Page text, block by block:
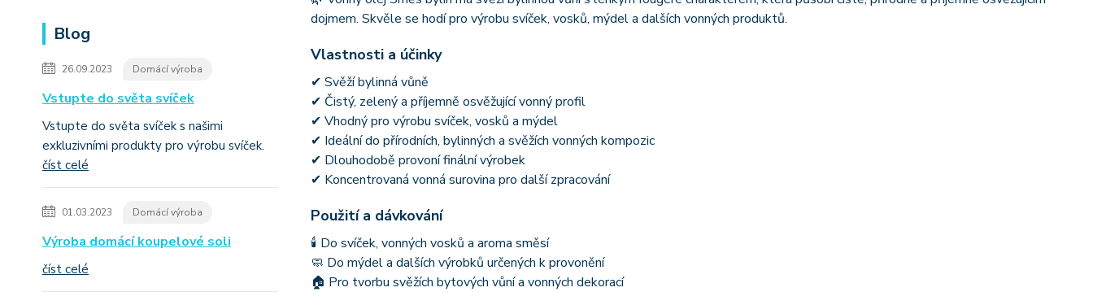
Blog
26.09.2023 Domácí výroba
Vstupte do světa svíček
Vstupte do světa svíček s našimi
exkluzivními produkty pro výrobu svíček.
číst celé
01.03.2023 Domácí výroba
Výroba domácí koupelové soli
číst celé
dojmem. Skvěle se hodí pro výrobu svíček, vosků, mýdel a dalších vonných produktů.
Vlastnosti a účinky
✔ Svěží bylinná vůně
✔ Čistý, zelený a příjemně osvěžující vonný profil
✔ Vhodný pro výrobu svíček, vosků a mýdel
✔ Ideální do přírodních, bylinných a svěžích vonných kompozic
✔ Dlouhodobě provoní finální výrobek
✔ Koncentrovaná vonná surovina pro další zpracování
Použití a dávkování
🕯 Do svíček, vonných vosků a aroma směsí
🧼 Do mýdel a dalších výrobků určených k provonění
🏠 Pro tvorbu svěžích bytových vůní a vonných dekorací